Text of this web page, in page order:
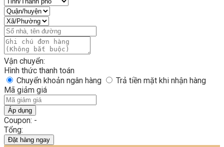
Vận chuyển:
Hình thức thanh toán
Chuyển khoản ngân hàng
Trả tiền mặt khi nhận hàng
Mã giảm giá
Áp dụng
Coupon: -
Tổng:
Đặt hàng ngay